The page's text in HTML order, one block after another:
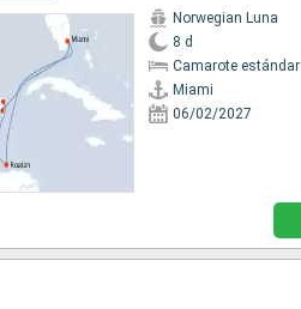
Norwegian Luna
8 d
Camarote estándar
Miami
06/02/2027